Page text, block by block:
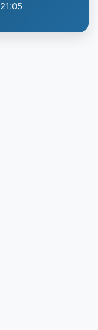
21:05